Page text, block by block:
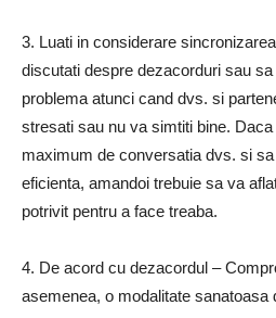
3. Luati in considerare
discutati despre dezacorduri sau
problema atunci cand dvs. si
stresati sau nu va simtiti bine.
maximum de conversatia dvs. si
eficienta, amandoi trebuie sa va
potrivit pentru a face treaba.
4. De acord cu dezacordul –
asemenea, o modalitate sanatoasa